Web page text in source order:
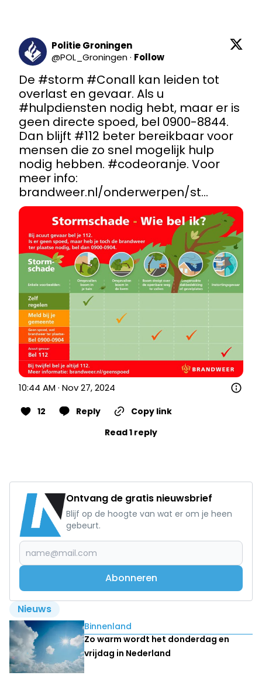
Politie Groningen
@POL_Groningen· Follow
De #storm #Conall kan leiden tot
#hulpdiensten nodig hebt, maar er is
geen directe spoed, bel 0900-8844.
Dan blijft #112 beter bereikbaar voor
mensen die zo snel mogelijk hulp
nodig hebben. #codeoranje. Voor
brandweer.nl/onderwerpen/st…
10:44 AM · Nov 27, 2024
12 Reply
Copy link
Read 1 reply
Ontvang de gratis nieuwsbrief
Blijf op de hoogte van wat er om je heen
gebeurt.
Abonneren
Nieuws
Lees ook
Binnenland
Zo warm wordt het donderdag en
vrijdag in Nederland